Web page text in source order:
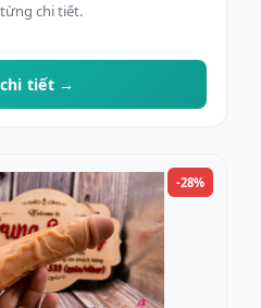
chi tiết.
tiết →
-28%